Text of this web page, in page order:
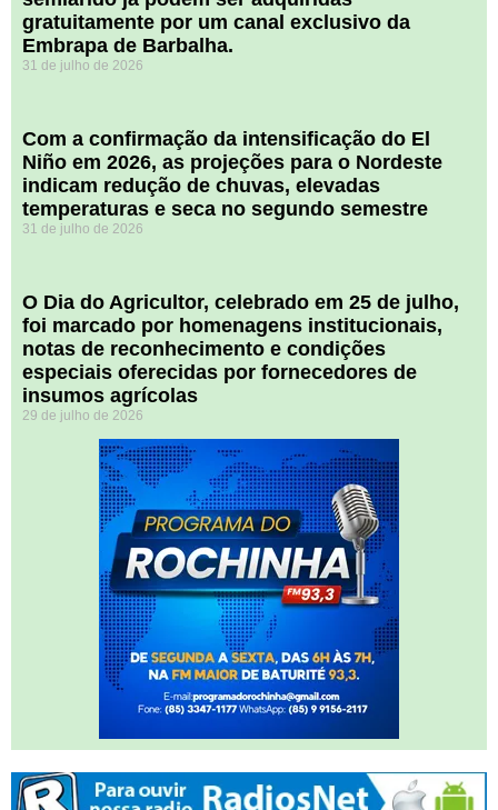
gratuitamente por um canal exclusivo da
Embrapa de Barbalha.
31 de julho de 2026
Com a confirmação da intensificação do El
Niño em 2026, as projeções para o Nordeste
indicam redução de chuvas, elevadas
temperaturas e seca no segundo semestre
31 de julho de 2026
O Dia do Agricultor, celebrado em 25 de julho,
foi marcado por homenagens institucionais,
notas de reconhecimento e condições
especiais oferecidas por fornecedores de
insumos agrícolas
29 de julho de 2026